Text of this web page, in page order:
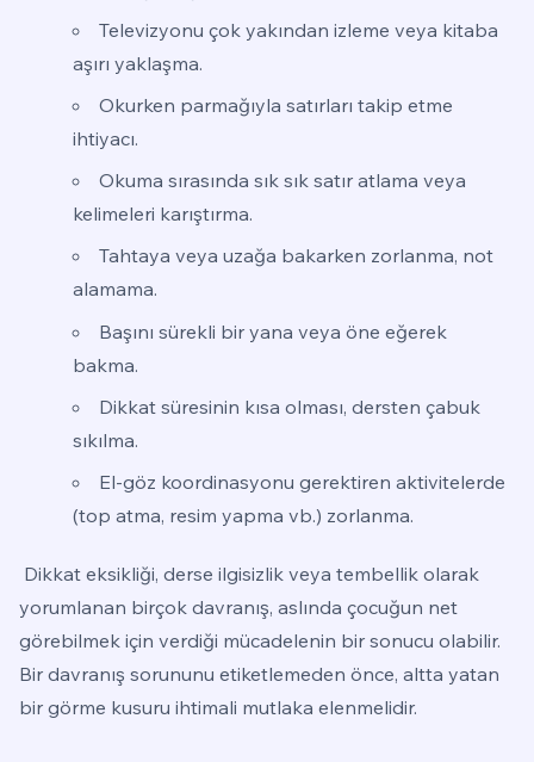
Televizyonu çok yakından izleme veya kitaba
aşırı yaklaşma.
Okurken parmağıyla satırları takip etme
ihtiyacı.
Okuma sırasında sık sık satır atlama veya
kelimeleri karıştırma.
Tahtaya veya uzağa bakarken zorlanma, not
alamama.
Başını sürekli bir yana veya öne eğerek
bakma.
Dikkat süresinin kısa olması, dersten çabuk
sıkılma.
El-göz koordinasyonu gerektiren aktivitelerde
(top atma, resim yapma vb.) zorlanma.
Dikkat eksikliği, derse ilgisizlik veya tembellik olarak
yorumlanan birçok davranış, aslında çocuğun net
görebilmek için verdiği mücadelenin bir sonucu olabilir.
Bir davranış sorununu etiketlemeden önce, altta yatan
bir görme kusuru ihtimali mutlaka elenmelidir.